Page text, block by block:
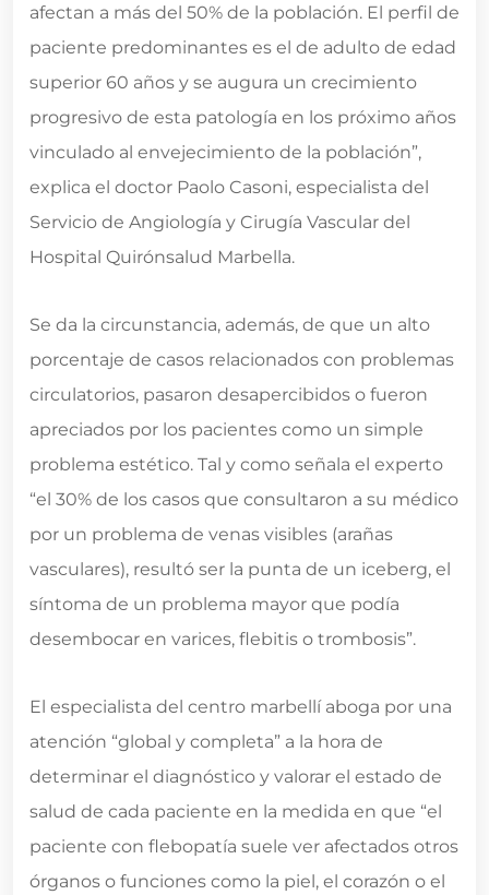
afectan a más del 50% de la población. El perfil de
paciente predominantes es el de adulto de edad
superior 60 años y se augura un crecimiento
progresivo de esta patología en los próximo años
vinculado al envejecimiento de la población”,
explica el doctor Paolo Casoni, especialista del
Servicio de Angiología y Cirugía Vascular del
Hospital Quirónsalud Marbella.
Se da la circunstancia, además, de que un alto
porcentaje de casos relacionados con problemas
circulatorios, pasaron desapercibidos o fueron
apreciados por los pacientes como un simple
problema estético. Tal y como señala el experto
“el 30% de los casos que consultaron a su médico
por un problema de venas visibles (arañas
vasculares), resultó ser la punta de un iceberg, el
síntoma de un problema mayor que podía
desembocar en varices, flebitis o trombosis”.
El especialista del centro marbellí aboga por una
atención “global y completa” a la hora de
determinar el diagnóstico y valorar el estado de
salud de cada paciente en la medida en que “el
paciente con flebopatía suele ver afectados otros
órganos o funciones como la piel, el corazón o el